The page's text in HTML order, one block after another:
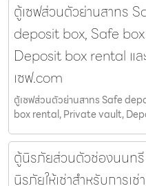
ตู้เซฟส่วนตัวย่านสาทร
deposit box, Safe
Deposit box rental แ
เซฟ.com
ตู้เซฟส่วนตัวย่านสาทร Safe
box rental, Private vault,
ตู้นิรภัยส่วนตัวช่องนนท
นิรภัยให้เช่าสำหรับการเ